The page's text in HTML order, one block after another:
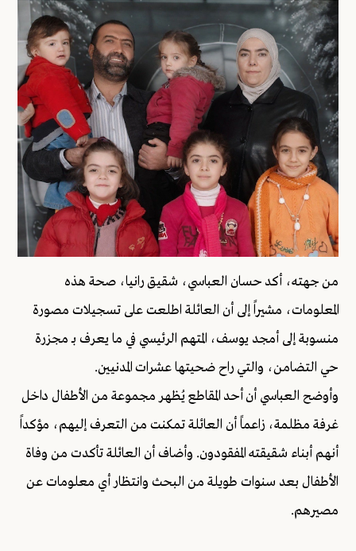
من جهته، أكد حسان العباسي، شقيق رانيا، صحة هذه
المعلومات، مشيراً إلى أن العائلة اطلعت على تسجيلات مصورة
منسوبة إلى أمجد يوسف، المتهم الرئيسي في ما يعرف بـ مجزرة
حي التضامن، والتي راح ضحيتها عشرات المدنيين.
وأوضح العباسي أن أحد المقاطع يُظهر مجموعة من الأطفال داخل
غرفة مظلمة، زاعماً أن العائلة تمكنت من التعرف إليهم، مؤكداً
أنهم أبناء شقيقته المفقودون. وأضاف أن العائلة تأكدت من وفاة
الأطفال بعد سنوات طويلة من البحث وانتظار أي معلومات عن
مصيرهم.